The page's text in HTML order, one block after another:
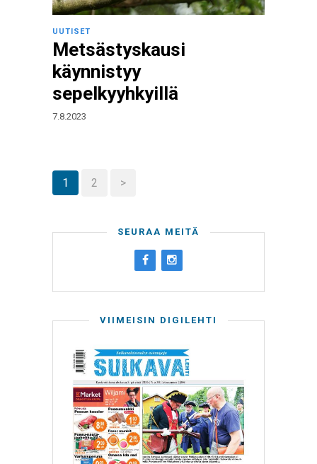
UUTISET
Metsästyskausi
käynnistyy
sepelkyyhkyillä
7.8.2023
1 2 >
SEURAA MEITÄ
VIIMEISIN DIGILEHTI